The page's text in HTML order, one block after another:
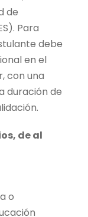
de
Para
debe
en el
con una
duración de
de al
o